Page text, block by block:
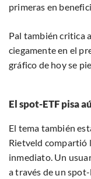
primeras en
Pal también critica
ciegamente en el
gráfico de hoy se
El spot-ETF pisa
El tema también
Rietveld compartió
inmediato. Un
a través de un